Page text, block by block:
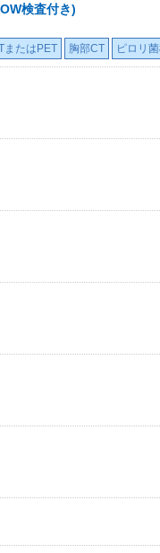
検査付き)
またはPET 胸部CT ピロリ